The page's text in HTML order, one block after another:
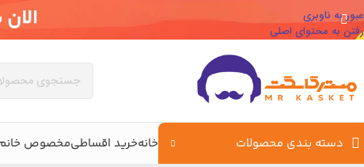
عبور به ناوبری
رفتن به محتوای اصلی
دسته بندی محصولات خانهخرید اقساطیمخصوص